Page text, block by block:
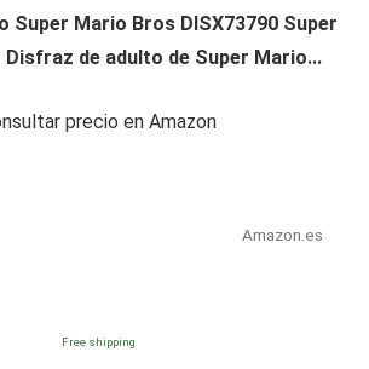
Super Mario Bros DISX73790 Super
de adulto de Super Mario...
precio en Amazon
Amazon.es
Free shipping